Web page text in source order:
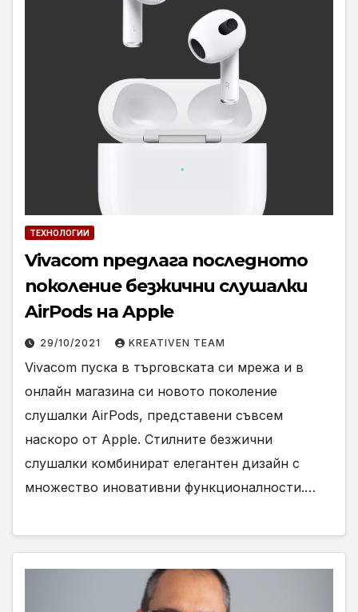
ТЕХНОЛОГИИ
Vivacom предлага последното
поколение безжични слушалки
AirPods на Apple
29/10/2021 KREATIVEN TEAM
Vivacom пуска в търговската си мрежа и в
онлайн магазина си новото поколение
слушалки AirPods, представени съвсем
наскоро от Apple. Стилните безжични
слушалки комбинират елегантен дизайн с
множество иновативни функционалности.…